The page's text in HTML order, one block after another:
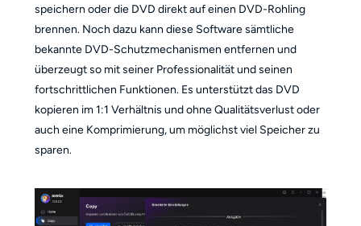
speichern oder die DVD direkt auf einen DVD-Rohling
brennen. Noch dazu kann diese Software sämtliche
bekannte DVD-Schutzmechanismen entfernen und
überzeugt so mit seiner Professionalität und seinen
fortschrittlichen Funktionen. Es unterstützt das DVD
kopieren im 1:1 Verhältnis und ohne Qualitätsverlust oder
auch eine Komprimierung, um möglichst viel Speicher zu
sparen.